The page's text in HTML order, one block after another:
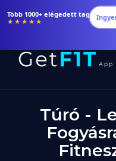
Több 1000+ elégedett tag
★★★★★
Túró -